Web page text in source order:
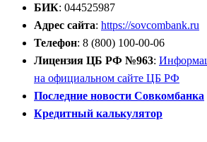
БИК: 044525987
Адрес сайта: https://sovcombank.ru
Телефон: 8 (800) 100-00-06
Лицензия ЦБ РФ №963:
на официальном сайте ЦБ РФ
Последние новости Совкомбанка
Кредитный калькулятор